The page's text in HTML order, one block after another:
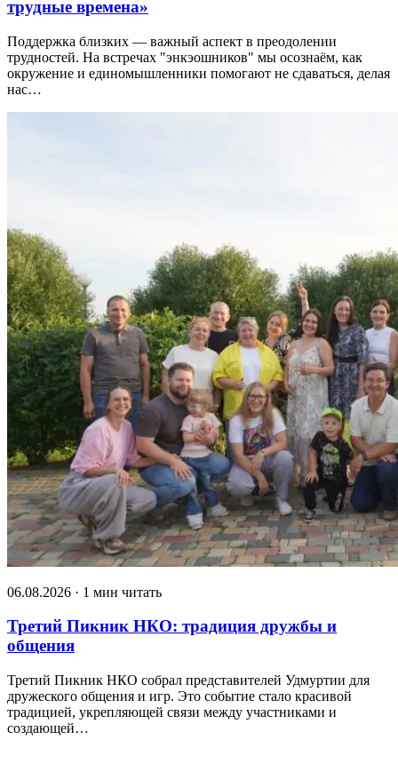
трудные времена»
Поддержка близких — важный аспект в преодолении
трудностей. На встречах "энкэошников" мы осознаём, как
окружение и единомышленники помогают не сдаваться, делая
нас…
06.08.2026 · 1 мин читать
Третий Пикник НКО: традиция дружбы и
общения
Третий Пикник НКО собрал представителей Удмуртии для
дружеского общения и игр. Это событие стало красивой
традицией, укрепляющей связи между участниками и
создающей…